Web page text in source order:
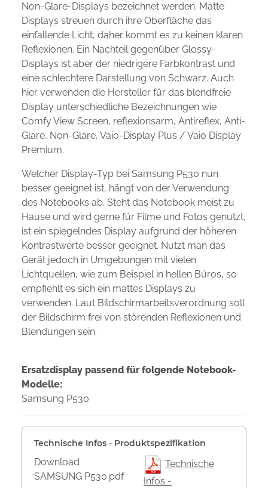
Non-Glare-Displays bezeichnet werden. Matte
Displays streuen durch ihre Oberfläche das
einfallende Licht, daher kommt es zu keinen klaren
Reflexionen. Ein Nachteil gegenüber Glossy-
Displays ist aber der niedrigere Farbkontrast und
eine schlechtere Darstellung von Schwarz. Auch
hier verwenden die Hersteller für das blendfreie
Display unterschiedliche Bezeichnungen wie
Comfy View Screen, reflexionsarm, Antireflex, Anti-
Glare, Non-Glare, Vaio-Display Plus / Vaio Display
Premium.
Welcher Display-Typ bei Samsung P530 nun
besser geeignet ist, hängt von der Verwendung
des Notebooks ab. Steht das Notebook meist zu
Hause und wird gerne für Filme und Fotos genutzt,
ist ein spiegelndes Display aufgrund der höheren
Kontrastwerte besser geeignet. Nutzt man das
Gerät jedoch in Umgebungen mit vielen
Lichtquellen, wie zum Beispiel in hellen Büros, so
empfiehlt es sich ein mattes Displays zu
verwenden. Laut Bildschirmarbeitsverordnung soll
der Bildschirm frei von störenden Reflexionen und
Blendungen sein.
Ersatzdisplay passend für folgende Notebook-
Modelle:
Samsung P530
Technische Infos - Produktspezifikation
Download
SAMSUNG P530.pdf
Technische
Infos -